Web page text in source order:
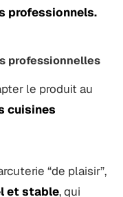
professionnels.
professionnelles
le produit au
cuisines
“de plaisir”,
et stable, qui